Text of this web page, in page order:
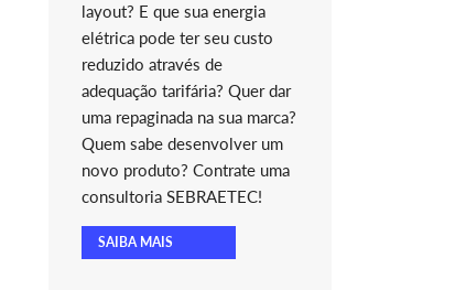
layout? E que sua energia
elétrica pode ter seu custo
reduzido através de
adequação tarifária? Quer dar
uma repaginada na sua marca?
Quem sabe desenvolver um
novo produto? Contrate uma
consultoria SEBRAETEC!
SAIBA MAIS